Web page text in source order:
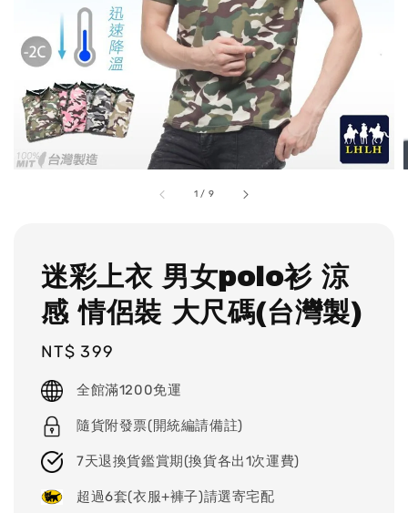
1 / 9
迷彩上衣 男女polo衫 涼
感 情侶裝 大尺碼(台灣製)
Regular
price
NT$ 399
全館滿1200免運
隨貨附發票(開統編請備註)
7天退換貨鑑賞期(換貨各出1次運費)
超過6套(衣服+褲子)請選寄宅配